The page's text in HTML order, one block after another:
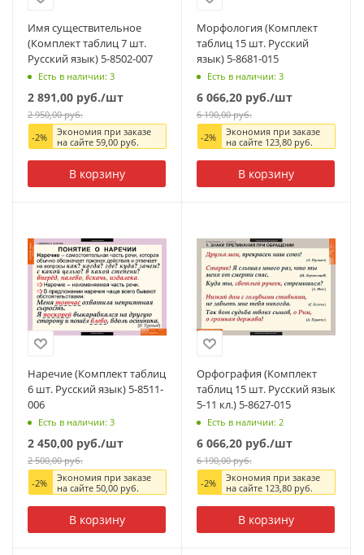
Имя существительное
(Комплект таблиц 7 шт.
Русский язык) 5-8502-007
Есть в наличии: 3
2 891,00 руб./шт
2 950,00руб.
-2%
Экономия при заказе
на сайте 59,00руб.
В корзину
Морфология (Комплект
таблиц 15 шт. Русский
язык) 5-8681-015
Есть в наличии: 3
6 066,20 руб./шт
6 190,00руб.
-2%
Экономия при заказе
на сайте 123,80руб.
В корзину
Наречие (Комплект таблиц
6 шт. Русский язык) 5-8511-
006
Есть в наличии: 3
2 450,00 руб./шт
2 500,00руб.
-2%
Экономия при заказе
на сайте 50,00руб.
В корзину
Орфография (Комплект
таблиц 15 шт. Русский язык
5-11 кл.) 5-8627-015
Есть в наличии: 2
6 066,20 руб./шт
6 190,00руб.
-2%
Экономия при заказе
на сайте 123,80руб.
В корзину